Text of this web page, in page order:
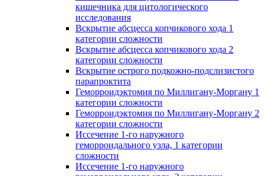
кишечника для цитологического
исследования
Вскрытие абсцесса копчикового хода 1
категории сложности
Вскрытие абсцесса копчикового хода 2
категории сложности
Вскрытие острого подкожно-подслизистого
парапроктита
Геморроидэктомия по Миллигану-Моргану 1
категории сложности
Геморроидэктомия по Миллигану-Моргану 2
категории сложности
Иссечение 1-го наружного
геморроидального узла, 1 категории
сложности
Иссечение 1-го наружного